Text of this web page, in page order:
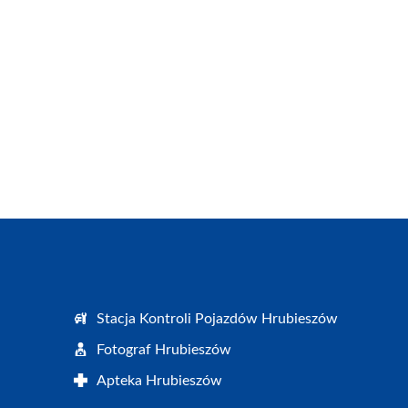
Stacja Kontroli Pojazdów Hrubieszów
Fotograf Hrubieszów
Apteka Hrubieszów